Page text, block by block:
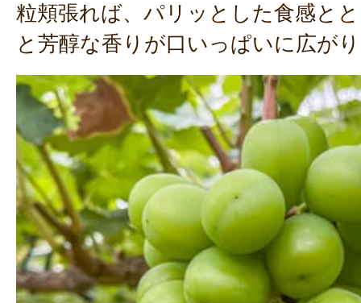
粒頬張れば、パリッとした食感と
と芳醇な香りが口いっぱいに広が